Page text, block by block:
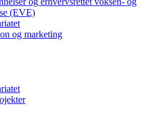
(EVE)
og marketing